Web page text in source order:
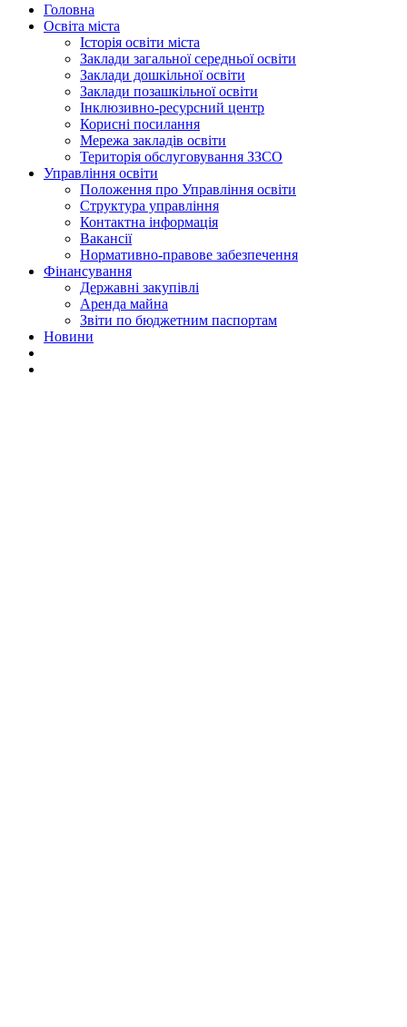
Головна
Освіта міста
Історія освіти міста
Заклади загальної середньої освіти
Заклади дошкільної освіти
Заклади позашкільної освіти
Інклюзивно-ресурсний центр
Корисні посилання
Мережа закладів освіти
Територія обслуговування ЗЗСО
Управління освіти
Положення про Управління освіти
Структура управління
Контактна інформація
Вакансії
Нормативно-правове забезпечення
Фінансування
Державні закупівлі
Аренда майна
Звіти по бюджетним паспортам
Новини